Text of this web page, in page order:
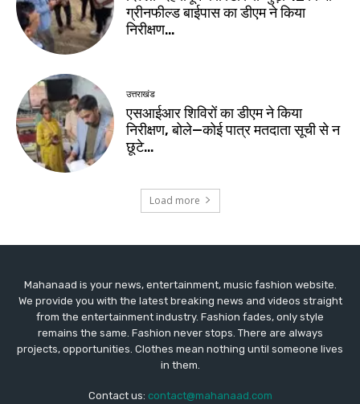
Mahanaad is your news, entertainment, music fashion website.
We provide you with the latest breaking news and videos straight
from the entertainment industry. Fashion fades, only style
remains the same. Fashion never stops. There are always
projects, opportunities. Clothes mean nothing until someone lives
in them.
Contact us: contact@mahanaad.com